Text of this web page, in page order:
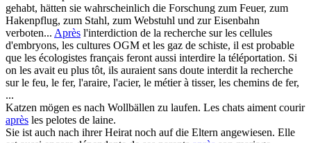
gehabt, hätten sie wahrscheinlich die Forschung zum Feuer, zum
Hakenpflug, zum Stahl, zum Webstuhl und zur Eisenbahn
verboten... Après l'interdiction de la recherche sur les cellules
d'embryons, les cultures OGM et les gaz de schiste, il est probable
que les écologistes français feront aussi interdire la téléportation. Si
on les avait eu plus tôt, ils auraient sans doute interdit la recherche
sur le feu, le fer, l'araire, l'acier, le métier à tisser, les chemins de fer,
...
Katzen mögen es nach Wollbällen zu laufen. Les chats aiment courir
après les pelotes de laine.
Sie ist auch nach ihrer Heirat noch auf die Eltern angewiesen. Elle